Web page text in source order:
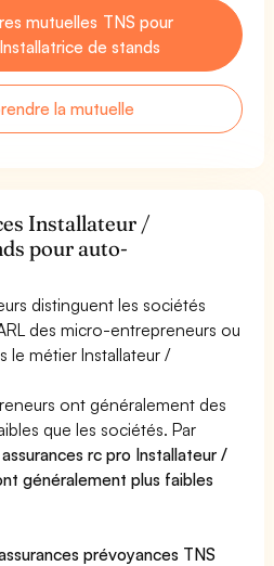
mutuelles TNS pour
de stands
la mutuelle
Installateur /
pour auto-
distinguent les sociétés
des micro-entrepreneurs ou
le métier Installateur /
ont généralement des
que les sociétés. Par
rc pro Installateur /
généralement plus faibles
prévoyances TNS